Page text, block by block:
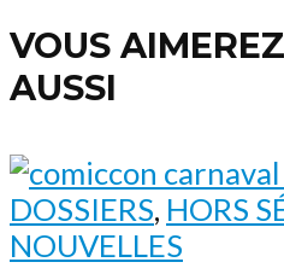
VOUS
AUSSI
DOSSIERS, HORS
NOUVELLES